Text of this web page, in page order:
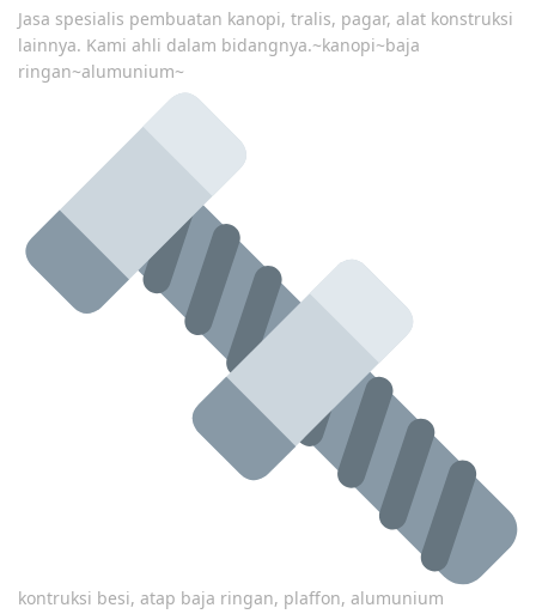
Jasa spesialis pembuatan kanopi, tralis, pagar, alat konstruksi
lainnya. Kami ahli dalam bidangnya.~kanopi~baja
ringan~alumunium~
kontruksi besi, atap baja ringan, plaffon, alumunium